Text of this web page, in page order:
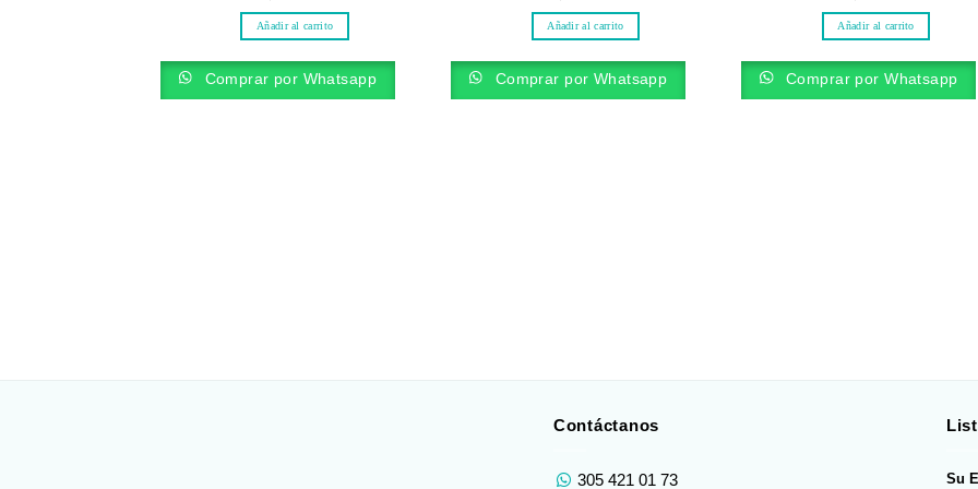
Añadir al carrito
Comprar por Whatsapp
Añadir al carrito
Comprar por Whatsapp
Añadir al carrito
Comprar por Whatsapp
Contáctanos
305 421 01 73 Su